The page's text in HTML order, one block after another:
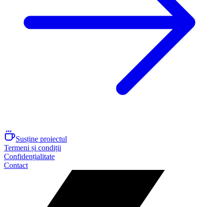
Susține proiectul
Termeni și condiții
Confidențialitate
Contact